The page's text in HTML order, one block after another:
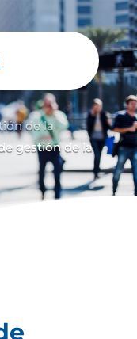
de la
gestión de la